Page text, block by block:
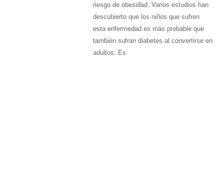
riesgo de obesidad. Varios estudios han
descubierto que los niños que sufren
esta enfermedad es más probable que
también sufran diabetes al convertirse en
adultos. Es